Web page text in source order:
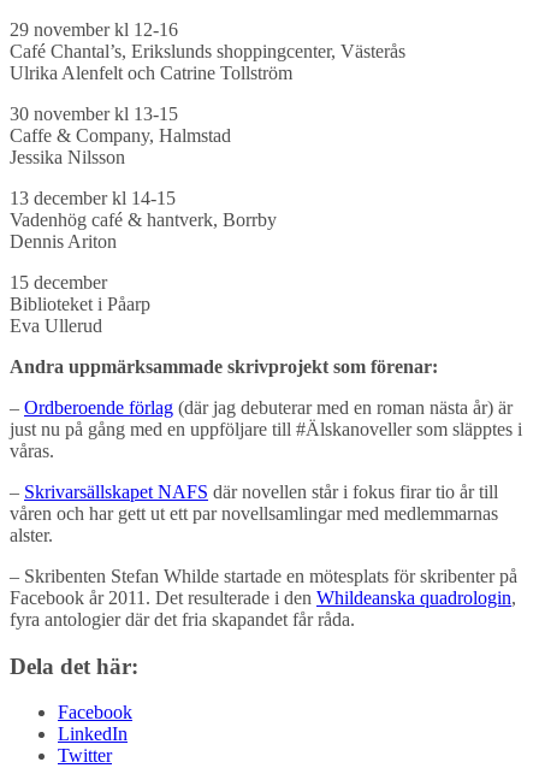
29 november kl 12-16
Café Chantal’s, Erikslunds shoppingcenter, Västerås
Ulrika Alenfelt och Catrine Tollström
30 november kl 13-15
Caffe & Company, Halmstad
Jessika Nilsson
13 december kl 14-15
Vadenhög café & hantverk, Borrby
Dennis Ariton
15 december
Biblioteket i Påarp
Eva Ullerud
Andra uppmärksammade skrivprojekt som förenar:
– Ordberoende förlag (där jag debuterar med en roman nästa år) är
just nu på gång med en uppföljare till #Älskanoveller som släpptes i
våras.
– Skrivarsällskapet NAFS där novellen står i fokus firar tio år till
våren och har gett ut ett par novellsamlingar med medlemmarnas
alster.
– Skribenten Stefan Whilde startade en mötesplats för skribenter på
Facebook år 2011. Det resulterade i den Whildeanska quadrologin,
fyra antologier där det fria skapandet får råda.
Dela det här:
Facebook
LinkedIn
Twitter